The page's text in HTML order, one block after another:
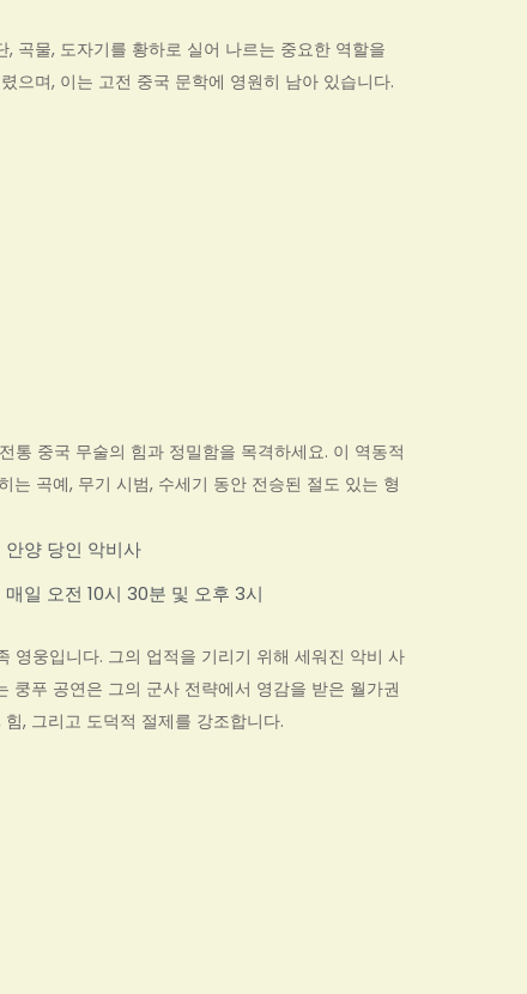
곡물, 도자기를 황하로 실어 나르는 중요한 역할을
으며, 이는 고전 중국 문학에 영원히 남아 있습니다.
통 중국 무술의 힘과 정밀함을 목격하세요. 이 역동적
곡예, 무기 시범, 수세기 동안 전승된 절도 있는 형
안양 당인 악비사
매일 오전 10시 30분 및 오후 3시
영웅입니다. 그의 업적을 기리기 위해 세워진 악비 사
쿵푸 공연은 그의 군사 전략에서 영감을 받은 월가권
, 그리고 도덕적 절제를 강조합니다.